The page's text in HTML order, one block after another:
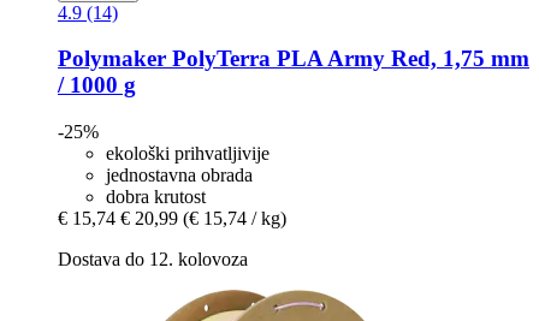
4.9 (14)
Polymaker PolyTerra PLA Army Red, 1,75 mm
/ 1000 g
-25%
ekološki prihvatljivije
jednostavna obrada
dobra krutost
€ 15,74 € 20,99 (€ 15,74 / kg)
Dostava do 12. kolovoza